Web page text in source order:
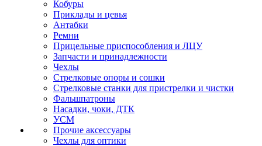
Кобуры
Приклады и цевья
Антабки
Ремни
Прицельные приспособления и ЛЦУ
Запчасти и принадлежности
Чехлы
Стрелковые опоры и сошки
Стрелковые станки для пристрелки и чистки
Фальшпатроны
Насадки, чоки, ДТК
УСМ
Прочие аксессуары
Чехлы для оптики